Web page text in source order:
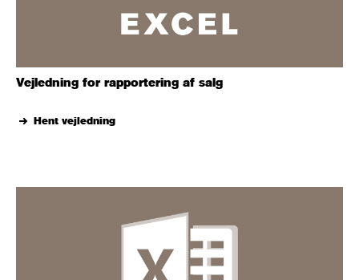
Vejledning for rapportering af salg
Hent vejledning